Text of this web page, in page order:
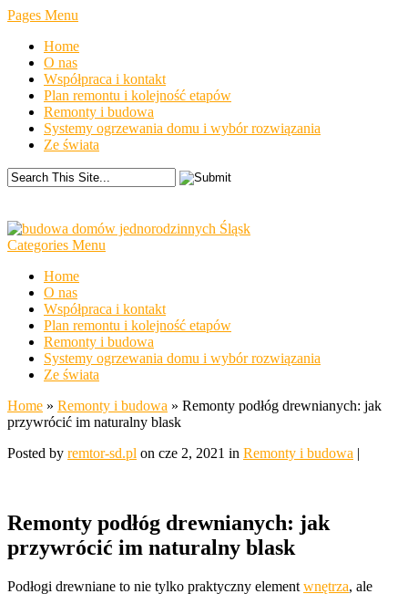
Pages Menu
Home
O nas
Współpraca i kontakt
Plan remontu i kolejność etapów
Remonty i budowa
Systemy ogrzewania domu i wybór rozwiązania
Ze świata
Categories Menu
Home
O nas
Współpraca i kontakt
Plan remontu i kolejność etapów
Remonty i budowa
Systemy ogrzewania domu i wybór rozwiązania
Ze świata
Home » Remonty i budowa » Remonty podłóg drewnianych: jak
przywrócić im naturalny blask
Posted by remtor-sd.pl on cze 2, 2021 in Remonty i budowa |
Remonty podłóg drewnianych: jak
przywrócić im naturalny blask
Podłogi drewniane to nie tylko praktyczny element wnętrza, ale